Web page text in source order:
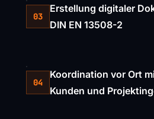
03
Erstellung digitaler
DIN EN 13508-2
04
Koordination vor Ort
Kunden und